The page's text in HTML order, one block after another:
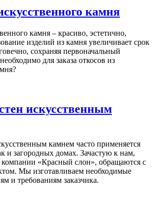
камня
камня – красиво, эстетично,
изделий из камня увеличивает срок
сохраняя первоначальный
для заказа откосов из
искусственным
камнем часто применяется
и загородных домах. Зачастую к нам,
компании «Красный слон», обращаются с
Мы изготавливаем необходимые
и требованиям заказчика.